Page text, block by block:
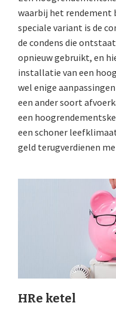
waarbij het rendement
speciale variant is de
de condens die
opnieuw gebruikt, en
installatie van een
wel enige
een ander soort
een
een schoner
geld terugverdienen
HRe ketel